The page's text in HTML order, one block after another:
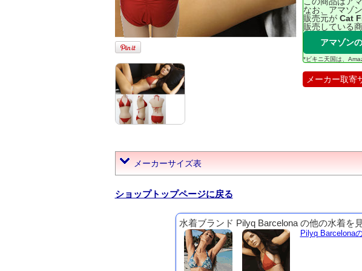
なお、アマゾ
販売元が Cat
販売している
アマゾン
*ビキニ天国は、
メーカー取寄
メーカーサイズ表
ショップトップページに戻る
水着ブランド Pilyq Barcelona の他の水着を
Pilyq Barcelona